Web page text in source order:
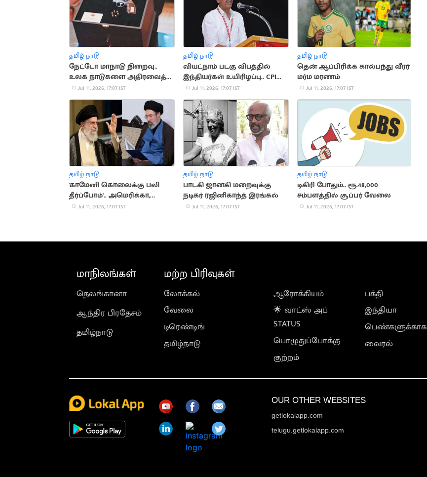
தமிழ் நாடு
நேட்டோ மாநாடு நிறைவு..
உலக நாடுகளை அதிரவைத்த
துருக்கி அதிபரின் விசித்திர
பரிசு
Jul 11, 2026, 17:07 IST
தமிழ் நாடு
வியட்நாம் படகு விபத்தில்
இந்தியர்கள் உயிரிழப்பு.. CPI
இரங்கல்
Jul 11, 2026, 17:07 IST
தமிழ் நாடு
தென் ஆப்பிரிக்க கால்பந்து வீரர்
மர்ம மரணம்
Jul 11, 2026, 17:07 IST
தமிழ் நாடு
'காமேனி கொலைக்கு பலி
தீர்ப்போம்'.. அமெரிக்கா,
இஸ்ரேலுக்கு மிரட்டல்
Jul 11, 2026, 17:07 IST
தமிழ் நாடு
பாடகி ஜானகி மறைவுக்கு
நடிகர் ரஜினிகாந்த் இரங்கல்
Jul 11, 2026, 17:07 IST
தமிழ் நாடு
டிகிரி போதும்.. ரூ.48,000
சம்பளத்தில் சூப்பர் வேலை
Jul 11, 2026, 17:07 IST
மாநிலங்கள்
தெலங்கானா
ஆந்திர பிரதேசம்
தமிழ்நாடு
மற்ற பிரிவுகள்
லோக்கல்
வேலை
டிரெண்டிங்
தமிழ்நாடு
ஆரோக்கியம்
🌟 வாட்ஸ் அப்
STATUS
பொழுதுப்போக்கு
குற்றம்
பக்தி
இந்தியா
பெண்களுக்காக
வைரல்
OUR OTHER WEBSITES
getlokalapp.com
telugu.getlokalapp.com